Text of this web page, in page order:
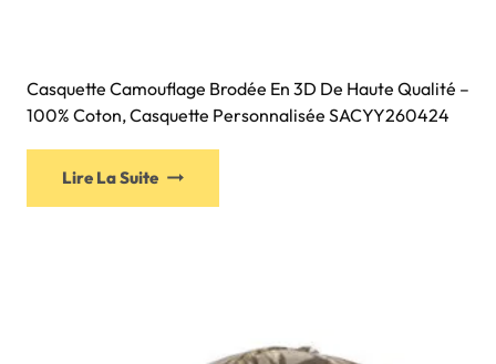
Casquette Camouflage Brodée En 3D De Haute Qualité –
100% Coton, Casquette Personnalisée SACYY260424
Lire La Suite